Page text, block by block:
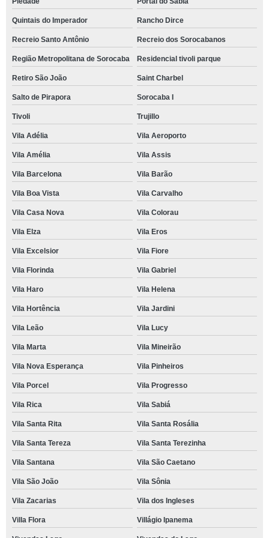
Quintais do Imperador Rancho Dirce
Recreio Santo Antônio Recreio dos Sorocabanos
Região Metropolitana de Sorocaba Residencial tivoli parque
Retiro São João Saint Charbel
Salto de Pirapora Sorocaba I
Tivoli Trujillo
Vila Adélia Vila Aeroporto
Vila Amélia Vila Assis
Vila Barcelona Vila Barão
Vila Boa Vista Vila Carvalho
Vila Casa Nova Vila Colorau
Vila Elza Vila Eros
Vila Excelsior Vila Fiore
Vila Florinda Vila Gabriel
Vila Haro Vila Helena
Vila Hortência Vila Jardini
Vila Leão Vila Lucy
Vila Marta Vila Mineirão
Vila Nova Esperança Vila Pinheiros
Vila Porcel Vila Progresso
Vila Rica Vila Sabiá
Vila Santa Rita Vila Santa Rosália
Vila Santa Tereza Vila Santa Terezinha
Vila Santana Vila São Caetano
Vila São João Vila Sônia
Vila Zacarias Vila dos Ingleses
Villa Flora Villágio Ipanema